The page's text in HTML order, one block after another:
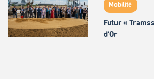
Mobilité
Futur «
d’Or